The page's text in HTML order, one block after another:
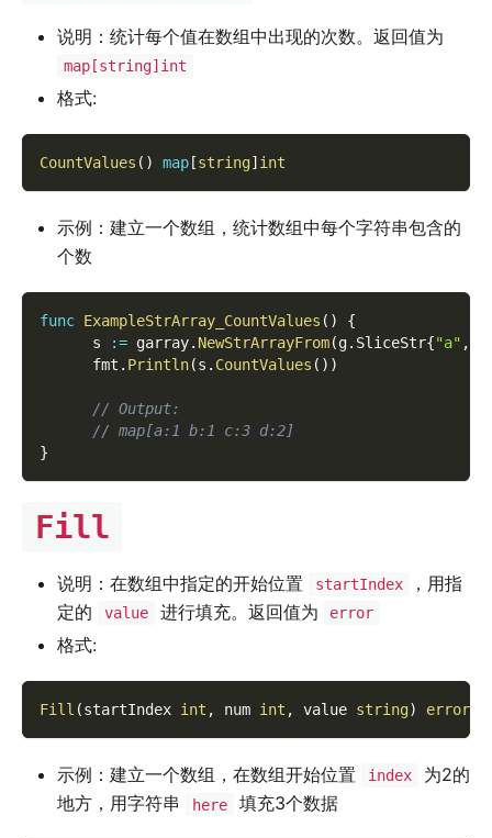
说明：统计每个值在数组中出现的次数。返回值为
map[string]int
格式:
CountValues ( ) map [string] int
示例：建立一个数组，统计数组中每个字符串包含的
个数
func ExampleStrArray_CountValues ( )
{
      s
:= garray. NewStrArrayFrom(g. SliceStr{"a" ,
      fmt
. Println(s . CountValues ( ) )
// Output:
// map[a:1 b:1 c:3 d:2]
}
Fill
说明：在数组中指定的开始位置 startIndex
，用指
定的
value 进行填充。返回值为 error
格式:
Fill (startIndex int , num int , value string) error
示例：建立一个数组，在数组开始位置 index
为2的
地方，用字符串
here 填充3个数据